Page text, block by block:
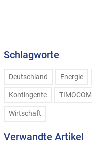
Schlagworte
Deutschland Energie
Kontingente TIMOCOM
Wirtschaft
Verwandte Artikel